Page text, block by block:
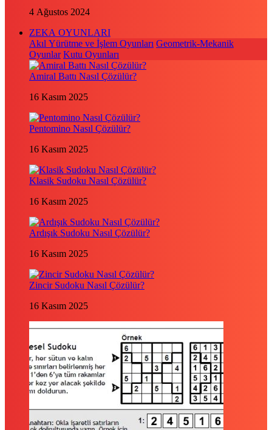
4 Ağustos 2024
ZEKA OYUNLARI
Akıl Yürütme ve İşlem Oyunları Geometrik-Mekanik
Oyunlar Kutu Oyunları
Amiral Battı Nasıl Çözülür?
16 Kasım 2025
Pentomino Nasıl Çözülür?
16 Kasım 2025
Klasik Sudoku Nasıl Çözülür?
16 Kasım 2025
Ardışık Sudoku Nasıl Çözülür?
16 Kasım 2025
Zincir Sudoku Nasıl Çözülür?
16 Kasım 2025